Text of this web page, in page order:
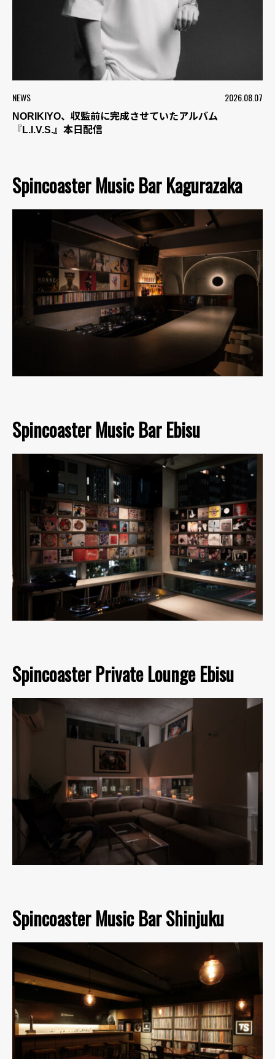
NEWS 2026.08.07
NORIKIYO、収監前に完成させていたアルバム
『L.I.V.S.』本日配信
Spincoaster Music Bar Kagurazaka
Spincoaster Music Bar Ebisu
Spincoaster Private Lounge Ebisu
Spincoaster Music Bar Shinjuku